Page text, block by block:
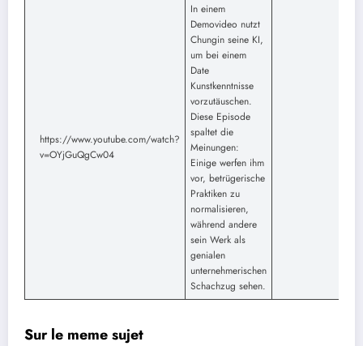
https://www.youtube.com/watch?
v=OYjGuQgCw04
In einem
Demovideo nutzt
Chungin seine KI,
um bei einem
Date
Kunstkenntnisse
vorzutäuschen.
Diese Episode
spaltet die
Meinungen:
Einige werfen ihm
vor, betrügerische
Praktiken zu
normalisieren,
während andere
sein Werk als
genialen
unternehmerischen
Schachzug sehen.
Sur le meme sujet